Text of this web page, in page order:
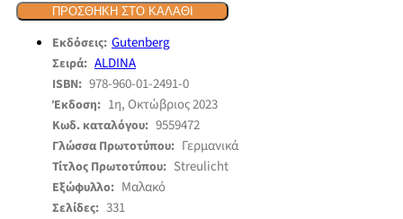
ΠΡΟΣΘΉΚΗ ΣΤΟ ΚΑΛΆΘΙ
Εκδόσεις: Gutenberg
Σειρά: ALDINA
ISBN: 978-960-01-2491-0
Έκδοση: 1η, Οκτώβριος 2023
Κωδ. καταλόγου: 9559472
Γλώσσα Πρωτοτύπου: Γερμανικά
Τίτλος Πρωτοτύπου: Streulicht
Εξώφυλλο: Μαλακό
Σελίδες: 331